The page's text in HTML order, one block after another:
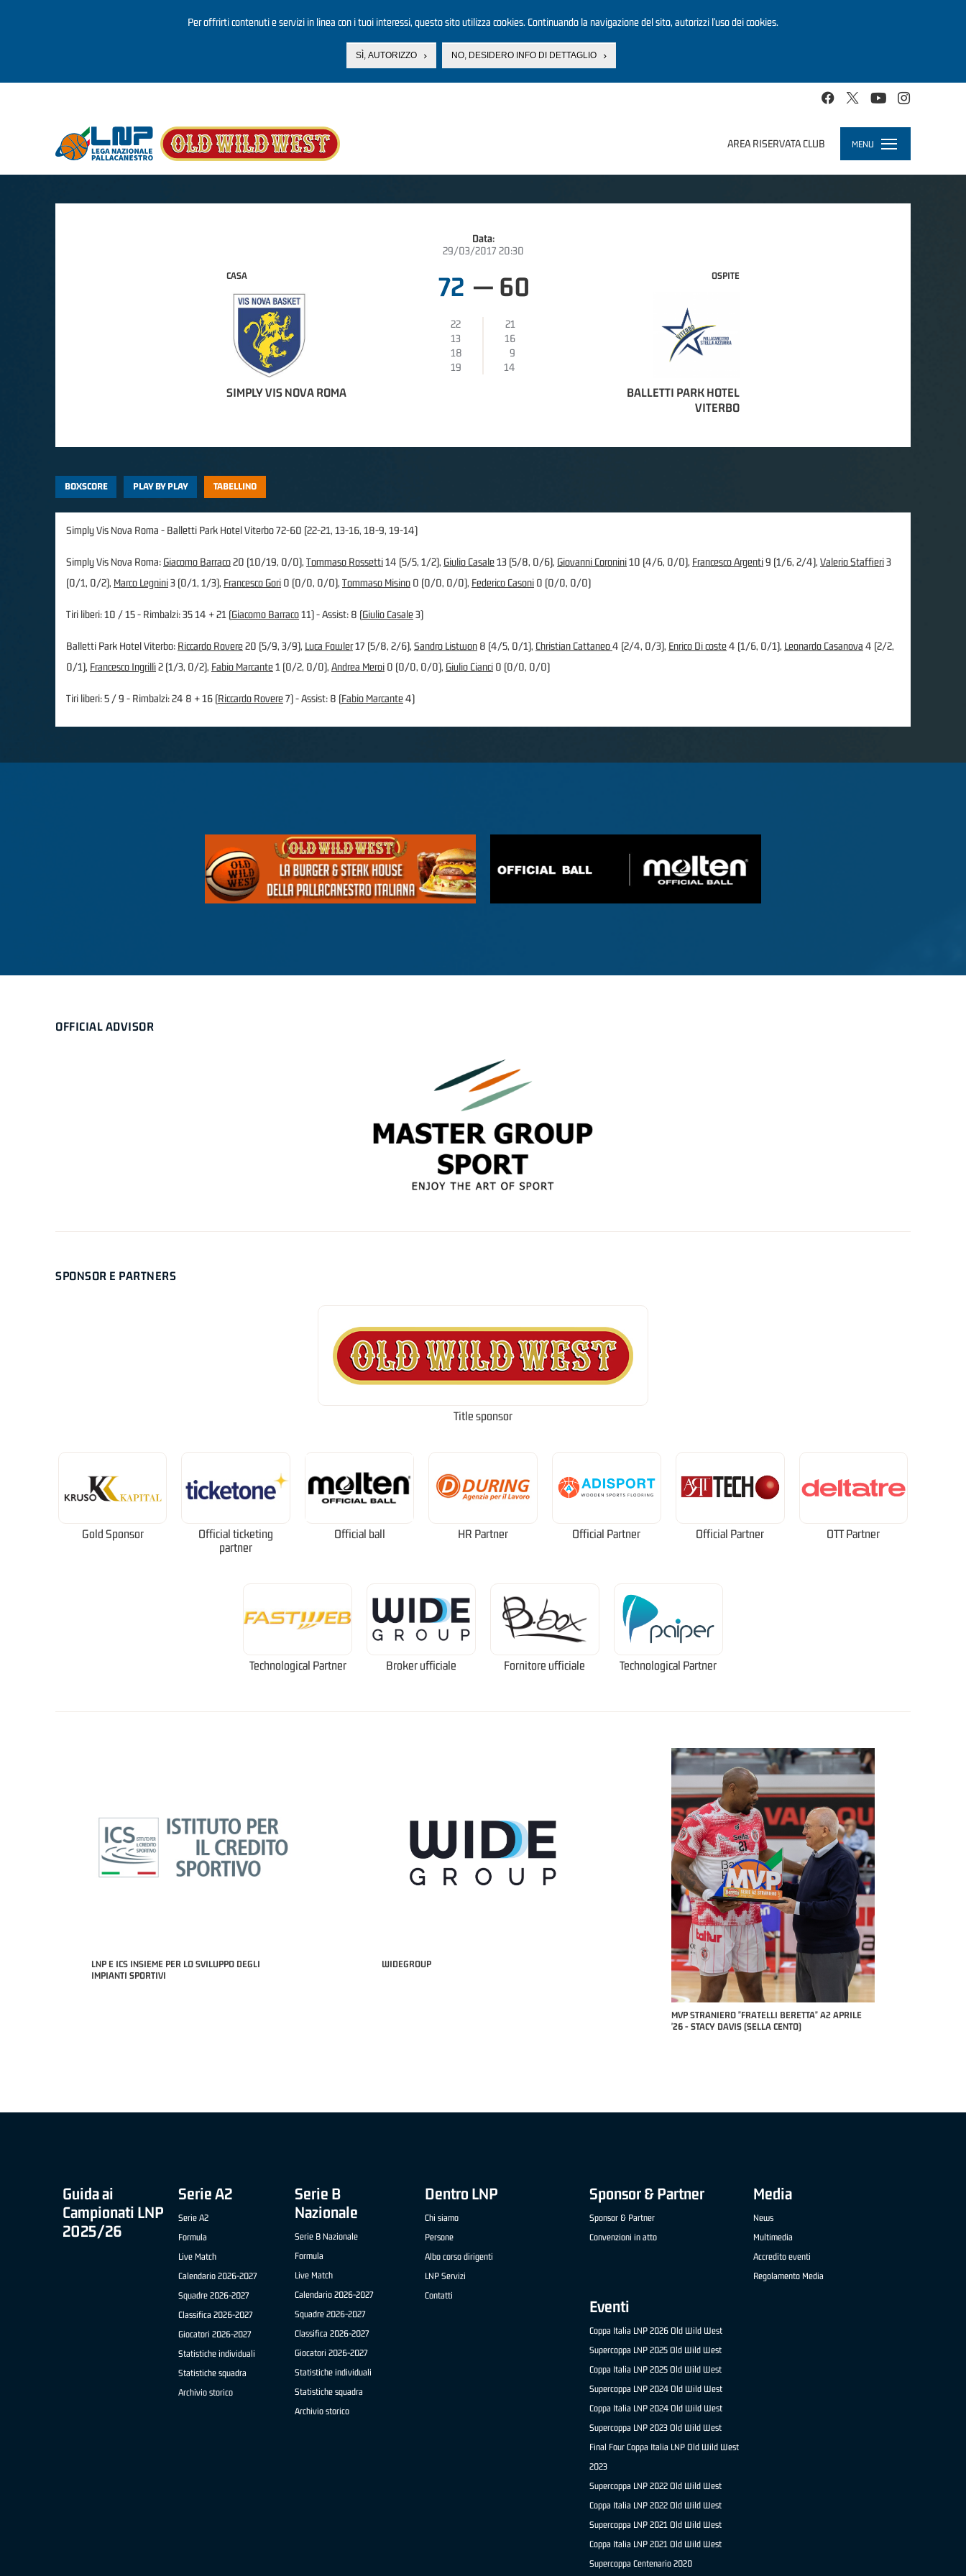
Per offrirti contenuti e servizi in linea con i tuoi interessi, questo sito utilizza cookies. Continuando la navigazione del sito, autorizzi l’uso dei cookies.
SÌ, AUTORIZZO NO, DESIDERO INFO DI DETTAGLIO
AREA RISERVATA CLUB MENU
Toggle
navigation
Data:
29/03/2017 20:30
CASA
SIMPLY VIS NOVA ROMA
72 — 60
22
21
13
16
18
9
19
14
OSPITE
BALLETTI PARK HOTEL
VITERBO
BOXSCORE PLAY BY PLAY TABELLINO
Simply Vis Nova Roma - Balletti Park Hotel Viterbo 72-60 (22-21, 13-16, 18-9, 19-14)
Simply Vis Nova Roma: Giacomo Barraco20 (10/19, 0/0), Tommaso Rossetti14 (5/5, 1/2), Giulio Casale13 (5/8, 0/6), Giovanni Coronini10 (4/6, 0/0), Francesco Argenti9 (1/6, 2/4), Valerio Staffieri3
(0/1, 0/2), Marco Legnini3 (0/1, 1/3), Francesco Gori 0 (0/0, 0/0), Tommaso Misino 0 (0/0, 0/0), Federico Casoni 0 (0/0, 0/0)
Tiri liberi: 10 / 15 - Rimbalzi: 35 14 + 21 (Giacomo Barraco11) - Assist: 8 (Giulio Casale3)
Balletti Park Hotel Viterbo: Riccardo Rovere20 (5/9, 3/9), Luca Fowler17 (5/8, 2/6), Sandro Listwon 8 (4/5, 0/1), Christian Cattaneo4 (2/4, 0/3), Enrico Di coste4 (1/6, 0/1), Leonardo Casanova 4 (2/2,
0/1), Francesco Ingrillì2 (1/3, 0/2), Fabio Marcante1 (0/2, 0/0), Andrea Meroi 0 (0/0, 0/0), Giulio Cianci 0 (0/0, 0/0)
Tiri liberi: 5 / 9 - Rimbalzi: 24 8 + 16 (Riccardo Rovere7) - Assist: 8 (Fabio Marcante4)
OFFICIAL ADVISOR
SPONSOR E PARTNERS
Title sponsor
Gold Sponsor
Official ticketing
partner
Official ball HR Partner Official Partner Official Partner OTT Partner
Technological Partner Broker ufficiale Fornitore ufficiale Technological Partner
LNP E ICS INSIEME PER LO SVILUPPO DEGLI
IMPIANTI SPORTIVI
WIDEGROUP
MVP STRANIERO "FRATELLI BERETTA" A2 APRILE
'26 - STACY DAVIS (SELLA CENTO)
MVP "FRATELLI BERETTA"
Guida ai
Campionati LNP
2025/26
Serie A2
Serie A2
Formula
Live Match
Calendario 2026-2027
Squadre 2026-2027
Classifica 2026-2027
Giocatori 2026-2027
Statistiche individuali
Statistiche squadra
Archivio storico
Serie B
Nazionale
Serie B Nazionale
Formula
Live Match
Calendario 2026-2027
Squadre 2026-2027
Classifica 2026-2027
Giocatori 2026-2027
Statistiche individuali
Statistiche squadra
Archivio storico
Dentro LNP
Chi siamo
Persone
Albo corso dirigenti
LNP Servizi
Contatti
Sponsor & Partner
Sponsor & Partner
Convenzioni in atto
Media
News
Multimedia
Accredito eventi
Regolamento Media
Eventi
Coppa Italia LNP 2026 Old Wild West
Supercoppa LNP 2025 Old Wild West
Coppa Italia LNP 2025 Old Wild West
Supercoppa LNP 2024 Old Wild West
Coppa Italia LNP 2024 Old Wild West
Supercoppa LNP 2023 Old Wild West
Final Four Coppa Italia LNP Old Wild West
2023
Supercoppa LNP 2022 Old Wild West
Coppa Italia LNP 2022 Old Wild West
Supercoppa LNP 2021 Old Wild West
Coppa Italia LNP 2021 Old Wild West
Supercoppa Centenario 2020